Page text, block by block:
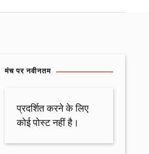
मंच पर नवीनतम
प्रदर्शित करने के लिए
कोई पोस्ट नहीं है।